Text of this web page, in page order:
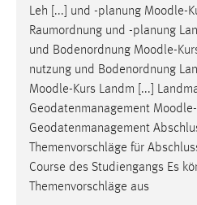
Leh [...] und -planung Moodle-
Raumordnung und -planung
und Bodenordnung Moodle-
nutzung und Bodenordnung
Moodle-Kurs Landm [...]
Geodatenmanagement Moodle
Geodatenmanagement
Themenvorschläge für
Course des Studiengangs Es
Themenvorschläge aus